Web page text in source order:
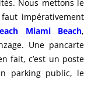
Nous mettons le
impérativement
Miami Beach,
Une pancarte
fait, c’est un poste
parking public, le